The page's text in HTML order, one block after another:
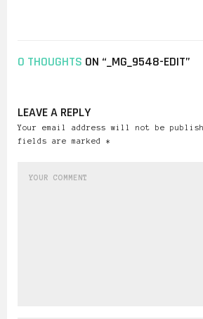
0 THOUGHTS ON “_MG_9548-EDIT”
LEAVE A REPLY
Your email address will not be
fields are marked *